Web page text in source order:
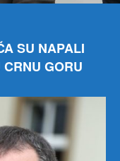
SU NAPALI
GORU